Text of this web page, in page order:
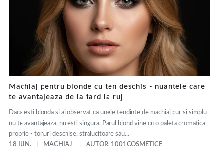
Machiaj pentru blonde cu ten deschis - nuantele care
te avantajeaza de la fard la ruj
Daca esti blonda si ai observat ca unele tendinte de machiaj pur si simplu
nu te avantajeaza, nu esti singura. Parul blond vine cu o paleta cromatica
proprie - tonuri deschise, stralucitoare sau...
18 IUN.
MACHIAJ AUTOR: 1001COSMETICE